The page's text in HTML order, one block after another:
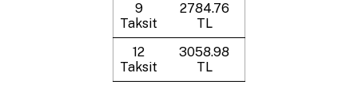
9
Taksit
2784.76
TL
12
Taksit
3058.98
TL